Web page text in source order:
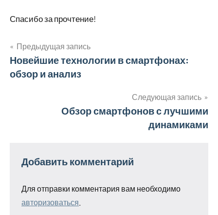
Спасибо за прочтение!
Навигация
по
Предыдущая запись
Новейшие технологии в смартфонах:
обзор и анализ
Следующая запись
Обзор смартфонов с лучшими
динамиками
Добавить комментарий
Для отправки комментария вам необходимо
авторизоваться